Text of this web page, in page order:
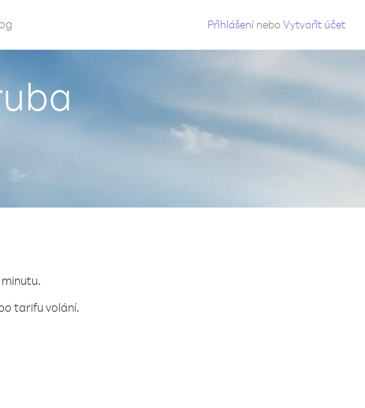
Přihlášení neboVytvořit účet
minutu.
tarifu volání.